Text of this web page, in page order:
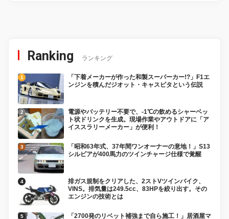
Ranking ランキング
「下着メーカーが作った和製スーパーカー!?」F1エ
ンジンを積んだジオット・キャスピタという伝説
電源やバッテリー不要で、-1℃の飲めるシャーベッ
ト状ドリンクを生成。現場作業やアウトドアに「ア
イススラリーメーカー」が便利！
「昭和63年式、37年間ワンオーナーの意地！」S13
シルビアが400馬力のツインチャージ仕様で覚醒
排ガス規制をクリアした、2ストVツインバイク、
VINS。排気量は249.5cc、83HPを絞り出す。その
エンジンの技術とは
「2700発のリベット補強まで自ら施工！」居酒屋マ